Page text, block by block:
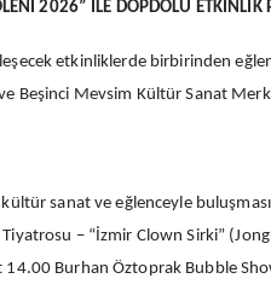
2026” İLE DOPDOLU ETKİNLİK
etkinliklerde birbirinden
Beşinci Mevsim Kültür Sanat
sanat ve eğlenceyle
– “İzmir Clown Sirki”
14.00 Burhan Öztoprak Bubble